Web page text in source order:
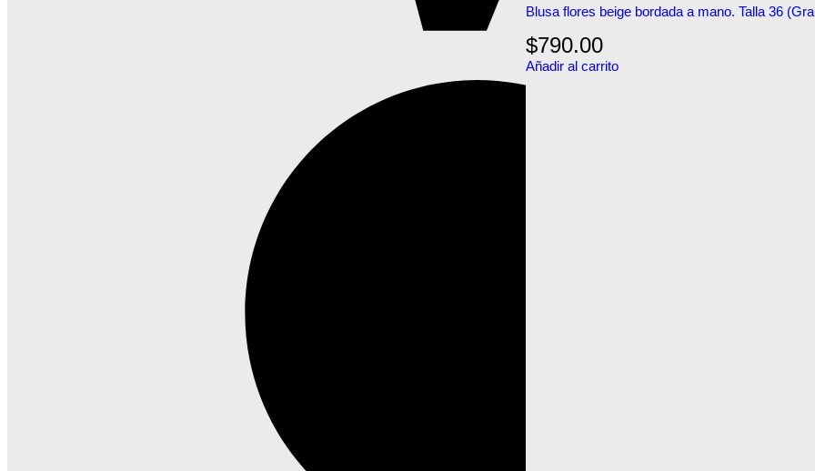
Blusa flores beige bordada a mano. Talla 36
$790.00
Añadir al carrito